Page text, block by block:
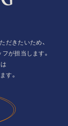
だきたいため、
が担当します。
す。